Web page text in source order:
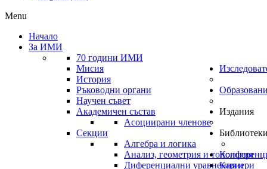
Menu
Начало
За ИМИ
70 години ИМИ
Мисия
История
Ръководни органи
Научен съвет
Академичен състав
Асоциирани членове
Секции
Алгебра и логика
Анализ, геометрия и топология
Диференциални уравнения и
Издания
Кариери